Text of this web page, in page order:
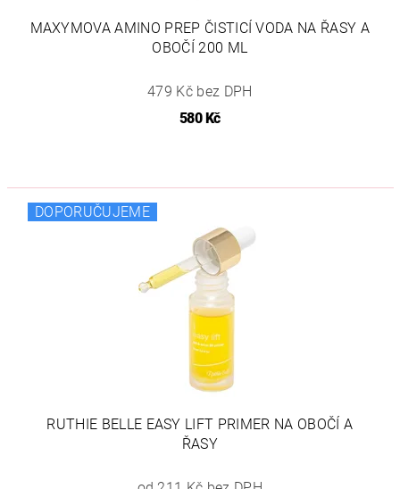
MAXYMOVA AMINO PREP ČISTICÍ VODA NA ŘASY A
OBOČÍ 200 ML
479 Kč bez DPH
580 Kč
DOPORUČUJEME
RUTHIE BELLE EASY LIFT PRIMER NA OBOČÍ A
ŘASY